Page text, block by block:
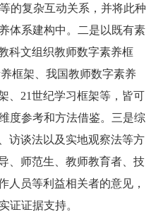
的复杂互动关系，并将此种
体系建构中。二是以既有素
科文组织教师数字素养框
框架、我国教师数字素养
、21世纪学习框架等，皆可
度参考和方法借鉴。三是综
访谈法以及实地观察法等方
、师范生、教师教育者、技
人员等利益相关者的意见，
证证据支持。